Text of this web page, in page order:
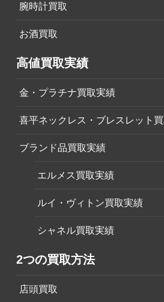
腕時計買取
お酒買取
高値買取実績
金・プラチナ買取実績
喜平ネックレス・ブレスレット
ブランド品買取実績
エルメス買取実績
ルイ・ヴィトン買取実績
シャネル買取実績
2つの買取方法
店頭買取